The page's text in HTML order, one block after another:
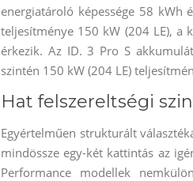
energiatároló képessége 58
teljesítménye 150 kW (204 LE), a
érkezik. Az ID. 3 Pro S
szintén 150 kW (204 LE)
Hat felszereltségi
Egyértelműen strukturált
mindössze egy-két kattintás az
Performance modellek